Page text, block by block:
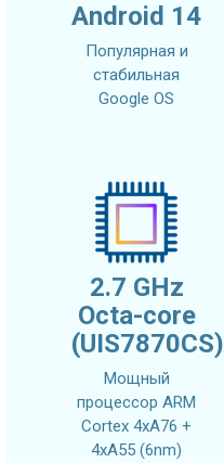
Android 14
Популярная и
стабильная
Google OS
2.7 GHz
Octa-core
(UIS7870CS)
Мощный
процессор ARM
Cortex 4xA76 +
4xA55 (6nm)